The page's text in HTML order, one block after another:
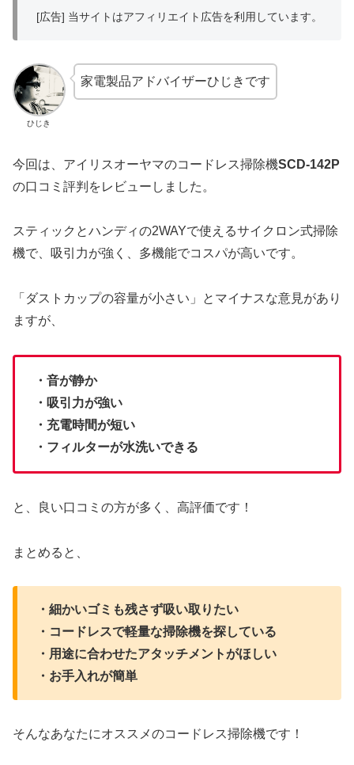
[広告] 当サイトはアフィリエイト広告を利用しています。
ひじき
家電製品アドバイザーひじきです
今回は、アイリスオーヤマのコードレス掃除機SCD-142P
の口コミ評判をレビューしました。
スティックとハンディの2WAYで使えるサイクロン式掃除
機で、吸引力が強く、多機能でコスパが高いです。
「ダストカップの容量が小さい」とマイナスな意見があり
ますが、
・音が静か
・吸引力が強い
・充電時間が短い
・フィルターが水洗いできる
と、良い口コミの方が多く、高評価です！
まとめると、
・細かいゴミも残さず吸い取りたい
・コードレスで軽量な掃除機を探している
・用途に合わせたアタッチメントがほしい
・お手入れが簡単
そんなあなたにオススメのコードレス掃除機です！